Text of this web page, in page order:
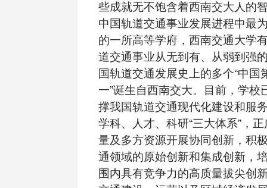
些成就无不饱含着西南交大人的
中国轨道交通事业发展进程中最
的一所高等学府，西南交通大学
道交通事业从无到有、从弱到强
国轨道交通发展史上的多个“中国
一”诞生自西南交大。目前，学校
撑我国轨道交通现代化建设和服
学科、人才、科研“三大体系”，
量及多方资源开展协同创新，积
通领域的原始创新和集成创新，
围内具有竞争力的高质量拔尖创